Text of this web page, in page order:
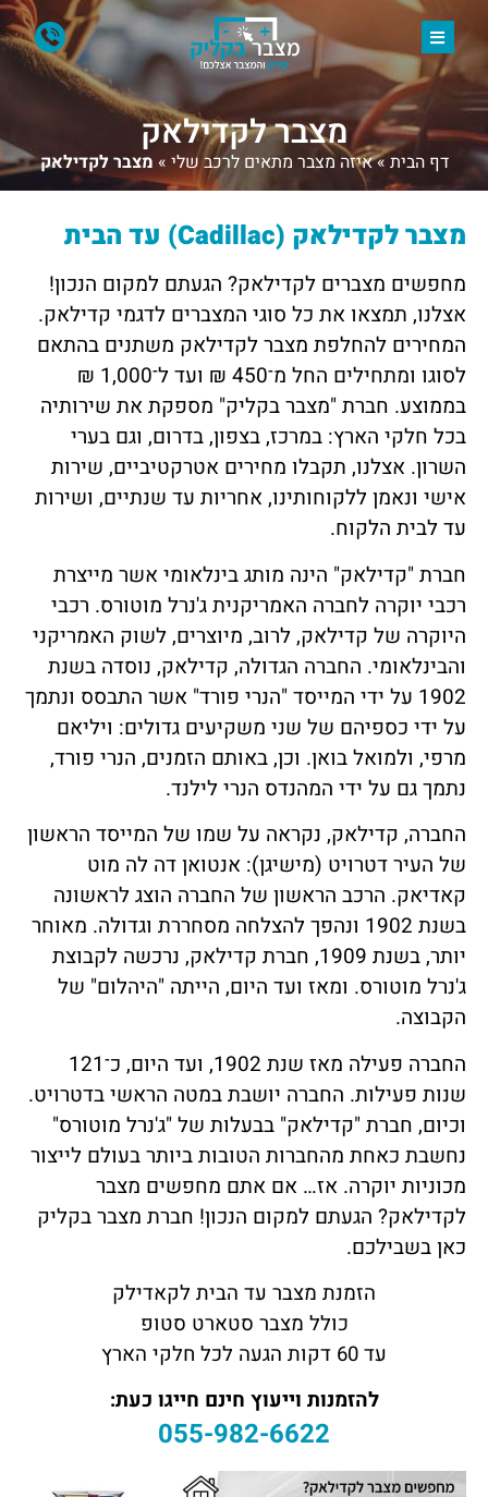
מצבר לקדילאק
דף הבית»איזה מצבר מתאים לרכב שלי » מצבר לקדילאק
מצבר לקדילאק (Cadillac) עד הבית
מחפשים מצברים לקדילאק? הגעתם למקום הנכון!
אצלנו, תמצאו את כל סוגי המצברים לדגמי קדילאק.
המחירים להחלפת מצבר לקדילאק משתנים בהתאם
לסוגו ומתחילים החל מ־450 ₪ ועד ל־1,000 ₪
בממוצע. חברת "מצבר בקליק" מספקת את שירותיה
בכל חלקי הארץ: במרכז, בצפון, בדרום, וגם בערי
השרון. אצלנו, תקבלו מחירים אטרקטיביים, שירות
אישי ונאמן ללקוחותינו, אחריות עד שנתיים, ושירות
עד לבית הלקוח.
חברת "קדילאק" הינה מותג בינלאומי אשר מייצרת
רכבי יוקרה לחברה האמריקנית ג'נרל מוטורס. רכבי
היוקרה של קדילאק, לרוב, מיוצרים, לשוק האמריקני
והבינלאומי. החברה הגדולה, קדילאק, נוסדה בשנת
1902 על ידי המייסד "הנרי פורד" אשר התבסס ונתמך
על ידי כספיהם של שני משקיעים גדולים: ויליאם
מרפי, ולמואל בואן. וכן, באותם הזמנים, הנרי פורד,
נתמך גם על ידי המהנדס הנרי לילנד.
החברה, קדילאק, נקראה על שמו של המייסד הראשון
של העיר דטרויט (מישיגן): אנטואן דה לה מוט
קאדיאק. הרכב הראשון של החברה הוצג לראשונה
בשנת 1902 ונהפך להצלחה מסחררת וגדולה. מאוחר
יותר, בשנת 1909, חברת קדילאק, נרכשה לקבוצת
ג'נרל מוטורס. ומאז ועד היום, הייתה "היהלום" של
הקבוצה.
החברה פעילה מאז שנת 1902, ועד היום, כ־121
שנות פעילות. החברה יושבת במטה הראשי בדטרויט.
וכיום, חברת "קדילאק" בבעלות של "ג'נרל מוטורס"
נחשבת כאחת מהחברות הטובות ביותר בעולם לייצור
מכוניות יוקרה. אז… אם אתם מחפשים מצבר
לקדילאק? הגעתם למקום הנכון! חברת מצבר בקליק
כאן בשבילכם.
הזמנת מצבר עד הבית לקאדילק
כולל מצבר סטארט סטופ
עד 60 דקות הגעה לכל חלקי הארץ
להזמנות וייעוץ חינם חייגו כעת:
055-982-6622